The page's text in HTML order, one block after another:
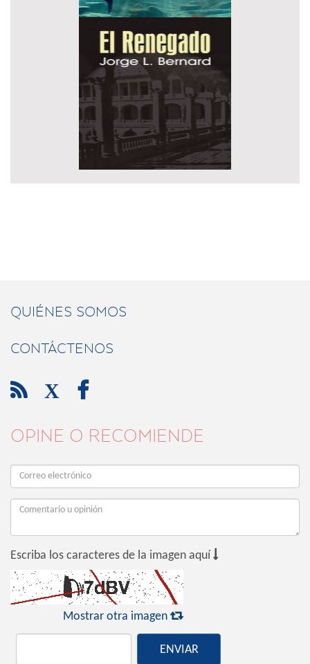
QUIÉNES SOMOS
CONTÁCTENOS
 X 
OPINE O RECOMIENDE
Escriba los caracteres de la imagen aquí 
Mostrar otra imagen 
ENVIAR